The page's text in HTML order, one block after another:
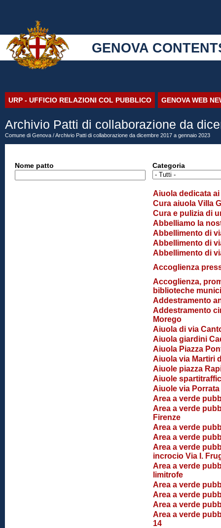
GENOVA
URP - UFFICIO RELAZIONI COL PUBBLICO GENOVA WEB
Archivio Patti di collaborazione da
Comune di Genova / Archivio Patti di collaborazione da dicembre 2017 a gennaio 2023
Nome patto Categoria
Aiuola dedicata
Cura aiuola Villa
Cura e pulizia di
Abbelliamo la
Abbellimento di
Abbellimento di
Abbellimento di
Accoglienza
Accoglienza,
biblioteche
Addestramento
Addestramento
Morego
Aiuola di via
Aiuola giardini
Aiuola Piazza
Aiuola via Martiri
Aiuole piazza
Aiuole
Aiuole via Porrata
Area a verde
Area a verde
Firenze
Area a verde
Area a verde
Area a verde
incrocio Via I.
Area a verde
limitrofe
Area a verde
Area a verde
Area a verde
Area a verde
14